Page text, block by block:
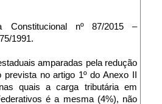
Constitucional nº 87/2015 –
1991.
amparadas pela redução
no artigo 1º do Anexo II
quais a carga tributária em
é a mesma (4%), não